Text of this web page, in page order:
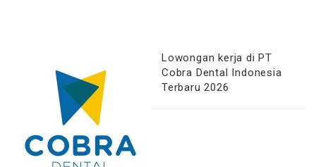
Lowongan kerja di PT
Cobra Dental Indonesia
Terbaru 2026